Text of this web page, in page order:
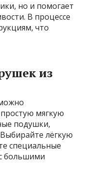
но и помогает
В процессе
что
из
мягкую
подушки,
лёгкую
специальные
большими